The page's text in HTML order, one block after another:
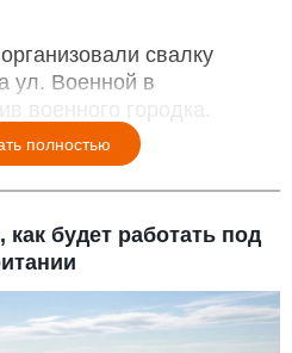
свалку
ул. Военной в
военного городка.
полностью
как будет работать под